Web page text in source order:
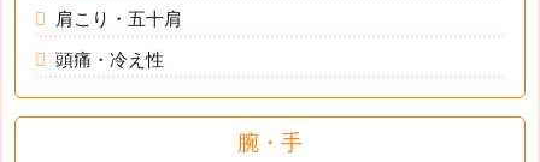
肩こり・五十肩
頭痛・冷え性
腕・手